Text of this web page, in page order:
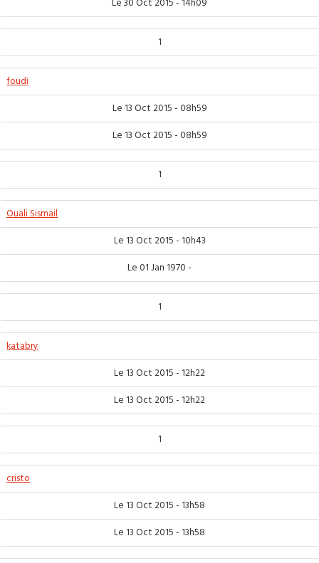
Le 30 Oct 2015 - 14h09
1
foudi
Le 13 Oct 2015 - 08h59
Le 13 Oct 2015 - 08h59
1
Ouali Sismail
Le 13 Oct 2015 - 10h43
Le 01 Jan 1970 -
1
katabry
Le 13 Oct 2015 - 12h22
Le 13 Oct 2015 - 12h22
1
cristo
Le 13 Oct 2015 - 13h58
Le 13 Oct 2015 - 13h58